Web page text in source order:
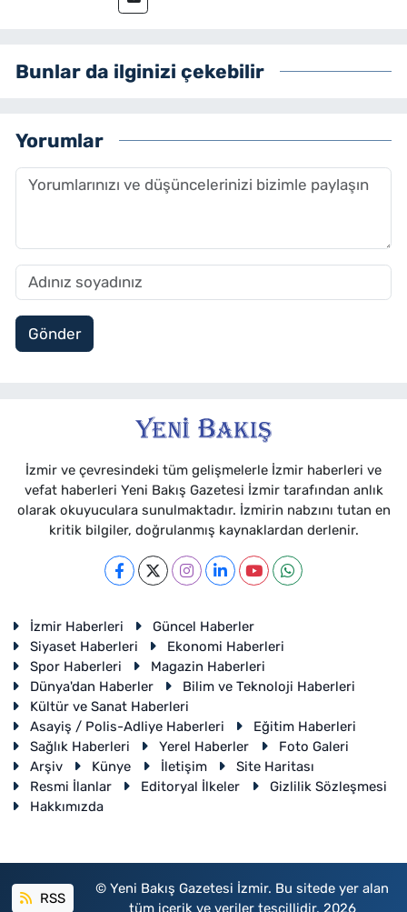
Bunlar da ilginizi çekebilir
Yorumlar
Gönder
İzmir ve çevresindeki tüm gelişmelerle İzmir haberleri ve
vefat haberleri Yeni Bakış Gazetesi İzmir tarafından anlık
olarak okuyuculara sunulmaktadır. İzmirin nabzını tutan en
kritik bilgiler, doğrulanmış kaynaklardan derlenir.
İzmir Haberleri
Güncel Haberler
Siyaset Haberleri
Ekonomi Haberleri
Spor Haberleri
Magazin Haberleri
Dünya'dan Haberler
Bilim ve Teknoloji Haberleri
Kültür ve Sanat Haberleri
Asayiş / Polis-Adliye Haberleri
Eğitim Haberleri
Sağlık Haberleri
Yerel Haberler
Foto Galeri
Arşiv
Künye İletişim
Site Haritası
Resmi İlanlar
Editoryal İlkeler
Gizlilik Sözleşmesi
Hakkımızda
RSS
© Yeni Bakış Gazetesi İzmir. Bu sitede yer alan
tüm içerik ve veriler tescillidir. 2026